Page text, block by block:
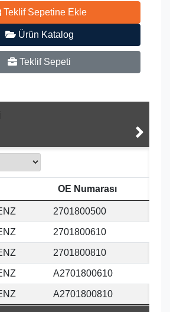
Teklif Sepetine Ekle
Ürün Katalog
Teklif Sepeti
OE Numarası
2701800500
2701800610
2701800810
A2701800610
A2701800810